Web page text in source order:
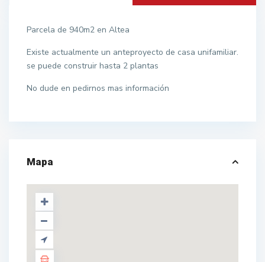
Parcela de 940m2 en Altea
Existe actualmente un anteproyecto de casa unifamiliar.
se puede construir hasta 2 plantas
No dude en pedirnos mas información
Mapa